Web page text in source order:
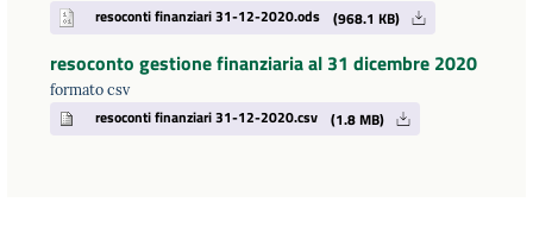
resoconti finanziari 31-12-2020.ods (968.1 KB)
resoconto gestione finanziaria al 31 dicembre 2020
formato csv
resoconti finanziari 31-12-2020.csv (1.8 MB)